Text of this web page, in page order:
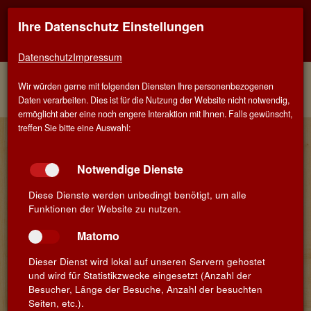
Home Weine
Rote Rebsorten
Weinberater
Monastrell
Finden Sie Ihren Lieblingswein!
Suchbegriff
Monastrell ist eine klassische Mittelmeer-Rebsorte
spanischen Ursprungs, die über 2.000 Jahre Zeit hatte,
sich an schwierige klimatische Gegebenheiten
Ihre Datenschutz Einstellungen
DatenschutzImpressum
Wir würden gerne mit folgenden Diensten Ihre personenbezogenen
Daten verarbeiten. Dies ist für die Nutzung der Website nicht notwendig,
ermöglicht aber eine noch engere Interaktion mit Ihnen. Falls gewünscht,
treffen Sie bitte eine Auswahl:
Notwendige Dienste
Diese Dienste werden unbedingt benötigt, um alle
Funktionen der Website zu nutzen.
Matomo
Dieser Dienst wird lokal auf unseren Servern gehostet
und wird für Statistikzwecke eingesetzt (Anzahl der
Besucher, Länge der Besuche, Anzahl der besuchten
Seiten, etc.).